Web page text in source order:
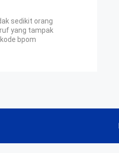
sedikit orang
yang tampak
bpom